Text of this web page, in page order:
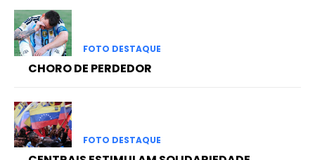
FOTO DESTAQUE
CHORO DE PERDEDOR
FOTO DESTAQUE